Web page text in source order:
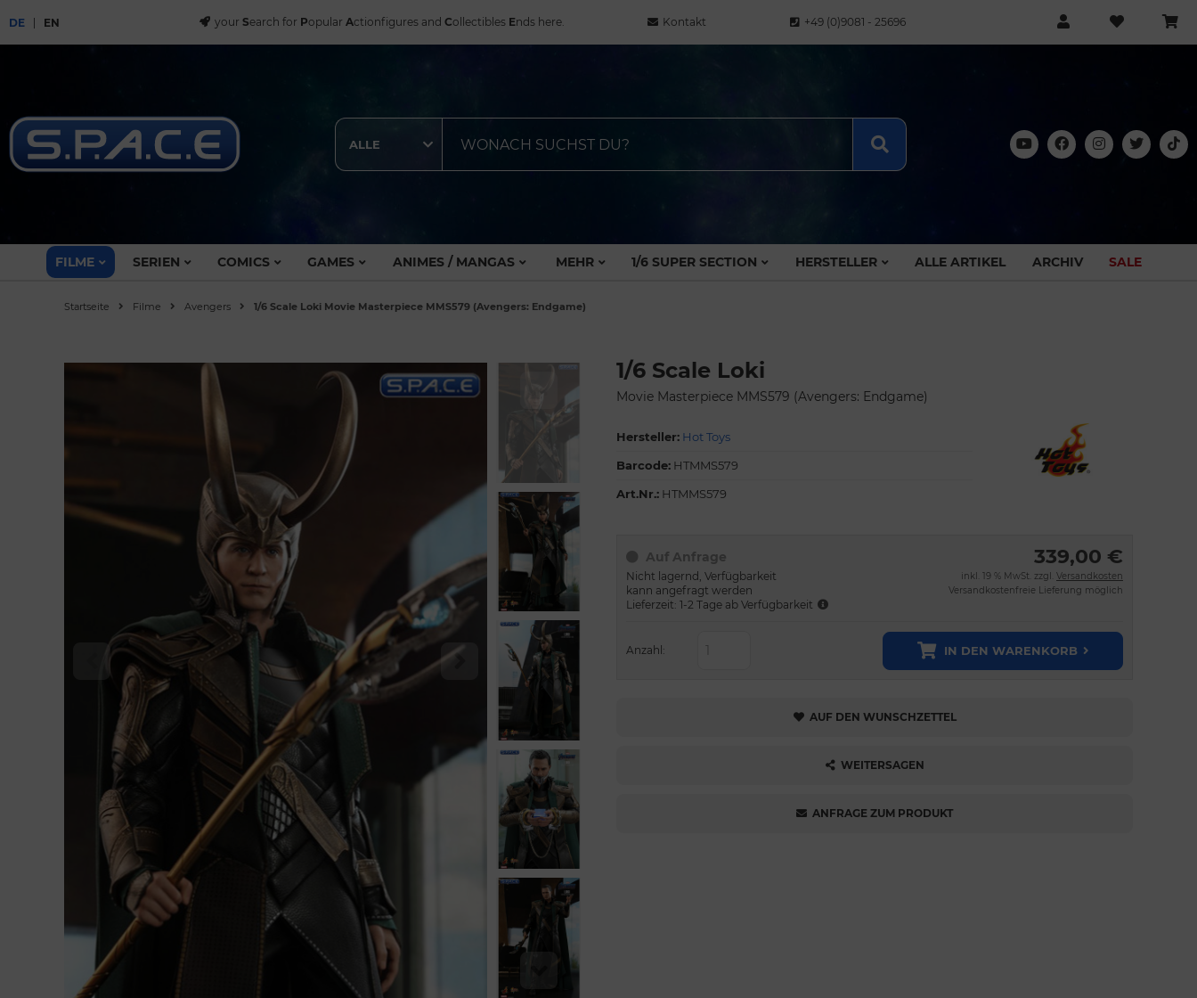
DE EN your Search for Popular Actionfigures and Collectibles Ends here. Kontakt +49 (0)9081 - 25696
ALLE
FILME SERIEN COMICS GAMES ANIMES / MANGAS MEHR 1/6 SUPER SECTION HERSTELLER ALLE ARTIKEL ARCHIV SALE
Startseite Filme Avengers 1/6 Scale Loki Movie Masterpiece MMS579 (Avengers: Endgame)
1/6 Scale Loki
Movie Masterpiece MMS579 (Avengers: Endgame)
Hersteller: Hot Toys
Barcode: HTMMS579
Art.Nr.: HTMMS579
Auf Anfrage
Nicht lagernd, Verfügbarkeit
kann angefragt werden
Lieferzeit: 1-2 Tage ab Verfügbarkeit
339,00 €
inkl. 19 % MwSt. zzgl. Versandkosten
Versandkostenfreie Lieferung möglich
Anzahl: IN DEN WARENKORB
AUF DEN WUNSCHZETTEL
WEITERSAGEN
ANFRAGE ZUM PRODUKT